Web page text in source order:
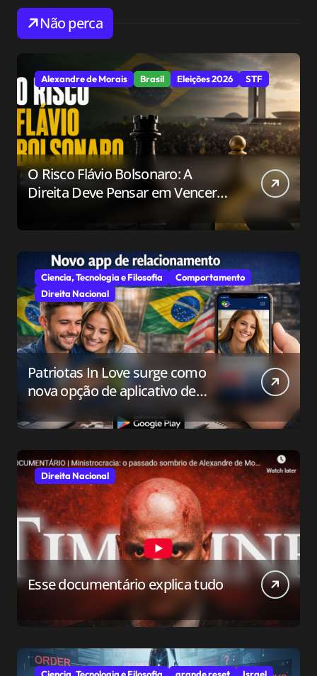
Não perca
Alexandre de Morais Brasil Eleições 2026 STF
O Risco Flávio Bolsonaro: A
Direita Deve Pensar em Vencer
Ciencia, Tecnologia e Filosofia
Comportamento
Direita Nacional
Patriotas In Love surge como
nova opção de aplicativo de
relacionamento para o público
conservador
Direita Nacional
Esse documentário explica tudo
Ciencia, Tecnologia e Filosofia grande reset Israel